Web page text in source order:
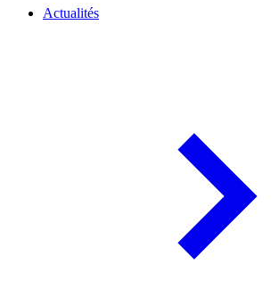
Actualités